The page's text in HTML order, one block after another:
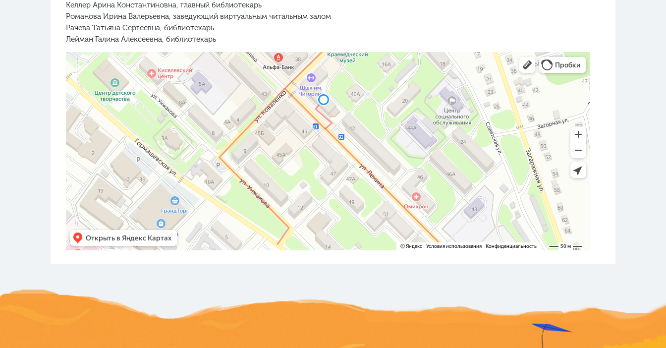
Келлер Арина Константиновна, главный библиотекарь
Романова Ирина Валерьевна, заведующий виртуальным читальным залом
Рачева Татьяна Сергеевна, библиотекарь
Лейман Галина Алексеевна, библиотекарь
Киселёвск
Яндекс Карты — транспорт, навигация, поиск мест